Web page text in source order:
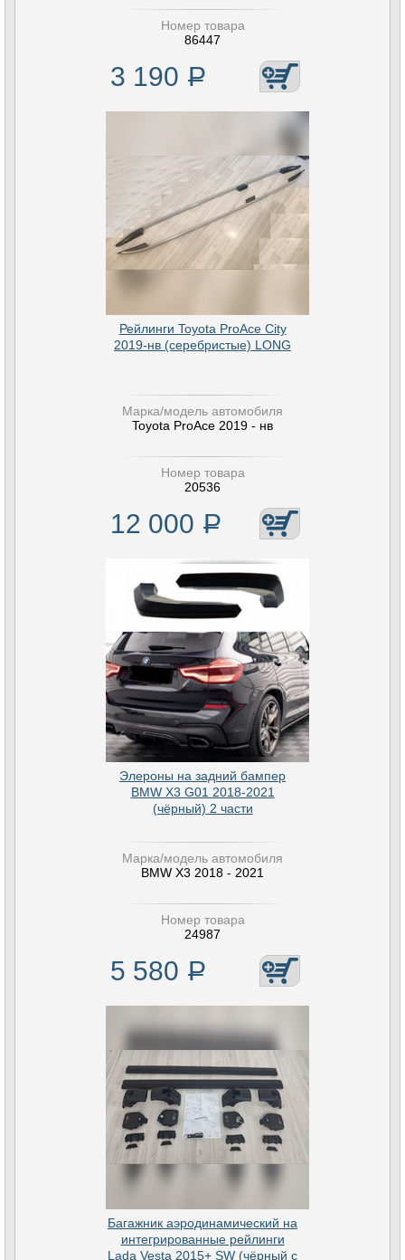
Номер товара
86447
3 190 Р
Рейлинги Toyota ProAce City
2019-нв (серебристые) LONG
Марка/модель автомобиля
Toyota ProAce 2019 - нв
Номер товара
20536
12 000 Р
Элероны на задний бампер
BMW X3 G01 2018-2021
(чёрный) 2 части
Марка/модель автомобиля
BMW X3 2018 - 2021
Номер товара
24987
5 580 Р
Багажник аэродинамический на
интегрированные рейлинги
Lada Vesta 2015+ SW (чёрный с